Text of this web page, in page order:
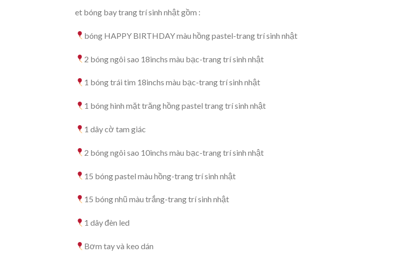
et bóng bay trang trí sinh nhật gồm :
bóng HAPPY BIRTHDAY màu hồng pastel-trang trí sinh nhật
2 bóng ngôi sao 18inchs màu bạc-trang trí sinh nhật
1 bóng trái tim 18inchs màu bạc-trang trí sinh nhật
1 bóng hình mặt trăng hồng pastel trang trí sinh nhật
1 dây cờ tam giác
2 bóng ngôi sao 10inchs màu bạc-trang trí sinh nhật
15 bóng pastel màu hồng-trang trí sinh nhật
15 bóng nhũ màu trắng-trang trí sinh nhật
1 dây đèn led
Bơm tay và keo dán